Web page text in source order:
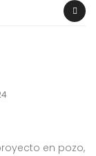
en pozo,